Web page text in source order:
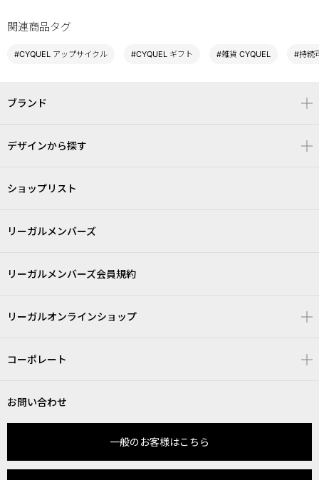
関連商品タグ
#CYQUEL アップサイクル #CYQUEL ギフト #雑貨 CYQUEL #持続
ブランド
デザインから探す
ショップリスト
リーガルメンバーズ
リーガルメンバーズ会員規約
リーガルオンラインショップ
コーポレート
お問い合わせ
一般のお客様はこちら